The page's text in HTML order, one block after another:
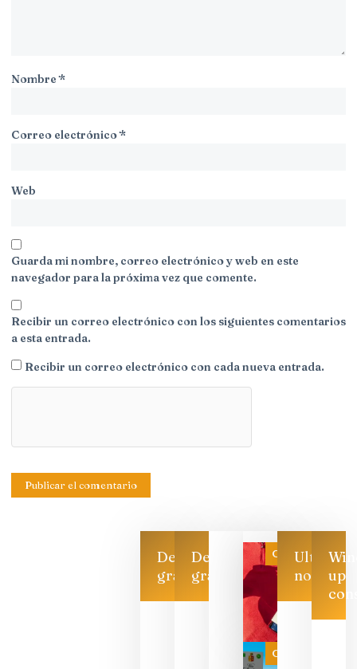
Nombre*
Correo electrónico*
Web
Guarda mi nombre, correo electrónico y web en este
navegador para la próxima vez que comente.
Recibir un correo electrónico con los siguientes comentarios
a esta entrada.
Recibir un correo electrónico con cada nueva entrada.
Descarga
gratis
Descarga
gratis
Categoría
Categoría
Ultimas
noticias
up